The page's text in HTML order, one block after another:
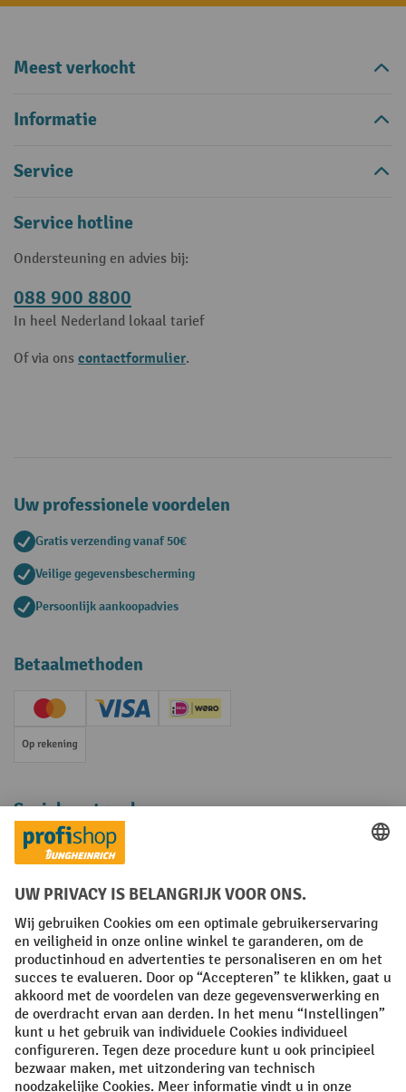
Meest verkocht
Informatie
Service
Service hotline
Ondersteuning en advies bij:
088 900 8800
In heel Nederland lokaal tarief
Of via ons contactformulier.
Uw professionele voordelen
Gratis verzending vanaf 50€
Veilige gegevensbescherming
Persoonlijk aankoopadvies
Betaalmethoden
Creditcard (Master)Creditcard (Visa)iDEAL | Wero
Op rekening
Sociale netwerken
Facebook
YouTube
LinkedInInstagram
Algemene leveringsvoorwaarden Copyright
Privacyverklaring Privacy Instellingen
All prices excl. VAT plusshipping costs and possible delivery charges,
if not stated otherwise.
¹ De korting is geldig zolang de voorraad strekt. De korting is niet van
toepassing op speciale prijzen. Een combinatie met andere